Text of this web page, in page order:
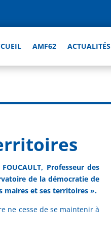
AMF62 ACTUALITÉS
Professeur des
de la démocratie de
maires et ses territoires ».
ne cesse de se maintenir à